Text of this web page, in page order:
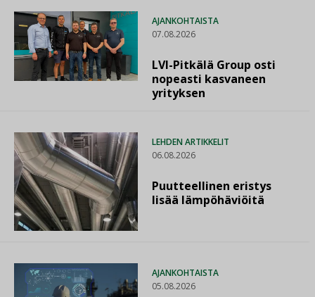
AJANKOHTAISTA
07.08.2026
LVI-Pitkälä Group osti
nopeasti kasvaneen
yrityksen
LEHDEN ARTIKKELIT
06.08.2026
Puutteellinen eristys
lisää lämpöhäviöitä
AJANKOHTAISTA
05.08.2026